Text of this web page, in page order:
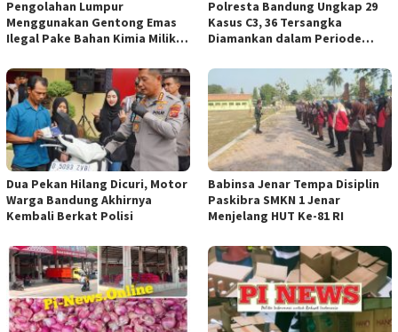
Pengolahan Lumpur
Menggunakan Gentong Emas
Ilegal Pake Bahan Kimia Milik
Aparat Penegak Hukum ( APH )
Jangan Sampai Diam Saja
Polresta Bandung Ungkap 29
Kasus C3, 36 Tersangka
Diamankan dalam Periode
Dua Pekan Hilang Dicuri, Motor
Warga Bandung Akhirnya
Kembali Berkat Polisi
Babinsa Jenar Tempa Disiplin
Paskibra SMKN 1 Jenar
Menjelang HUT Ke-81 RI